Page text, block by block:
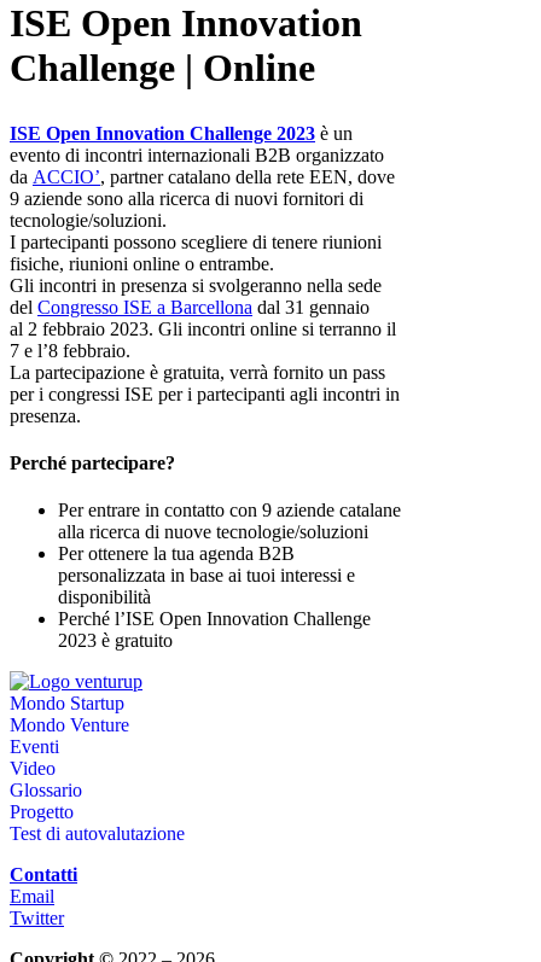
ISE Open Innovation
Challenge | Online
ISE Open Innovation Challenge 2023 è un
evento di incontri internazionali B2B organizzato
da ACCIO’, partner catalano della rete EEN, dove
9 aziende sono alla ricerca di nuovi fornitori di
tecnologie/soluzioni.
I partecipanti possono scegliere di tenere riunioni
fisiche, riunioni online o entrambe.
Gli incontri in presenza si svolgeranno nella sede
del Congresso ISE a Barcellona dal 31 gennaio
al 2 febbraio 2023. Gli incontri online si terranno il
7 e l’8 febbraio.
La partecipazione è gratuita, verrà fornito un pass
per i congressi ISE per i partecipanti agli incontri in
presenza.
Perché partecipare?
Per entrare in contatto con 9 aziende catalane
alla ricerca di nuove tecnologie/soluzioni
Per ottenere la tua agenda B2B
personalizzata in base ai tuoi interessi e
disponibilità
Perché l’ISE Open Innovation Challenge
2023 è gratuito
Mondo Startup
Mondo Venture
Eventi
Video
Glossario
Progetto
Test di autovalutazione
Contatti
Email
Twitter